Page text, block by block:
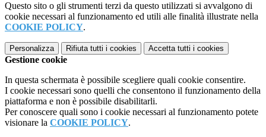
Questo sito o gli strumenti terzi da questo utilizzati si avvalgono di
cookie necessari al funzionamento ed utili alle finalità illustrate nella
COOKIE POLICY.
Personalizza Rifiuta tutti i cookies Accetta tutti i cookies
Gestione cookie
In questa schermata è possibile scegliere quali cookie consentire.
I cookie necessari sono quelli che consentono il funzionamento della
piattaforma e non è possibile disabilitarli.
Per conoscere quali sono i cookie necessari al funzionamento potete
visionare la COOKIE POLICY.